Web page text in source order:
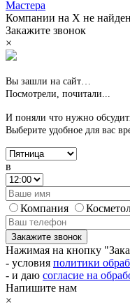
Мастера
Компании на Х не
Закажите звонок
×
Вы зашли на сайт…
Посмотрели, почитали...
И поняли что нужно
Выберите удобное для вас
в
Компания
Закажите звонок
Нажимая на кнопку
- условия политики
- и даю согласие на
Напишите нам
×